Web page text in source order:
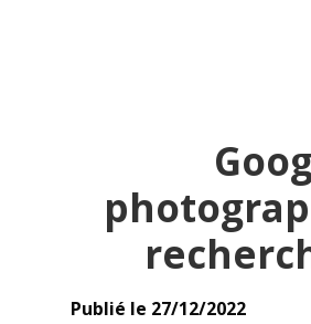
Publié le 27/12/2022